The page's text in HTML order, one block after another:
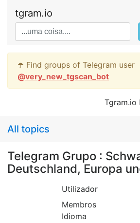
tgram.io
☂️ Find groups of Telegram user
@very_new_tgscan_bot
Tgram.io
All topics
Telegram Grupo :
Deutschland, Europa
Utilizador
Membros
Idioma